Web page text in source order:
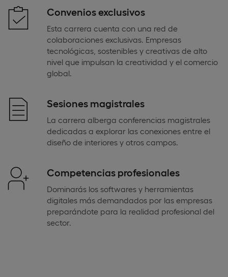
Convenios exclusivos
Esta carrera cuenta con una red de
colaboraciones exclusivas. Empresas
tecnológicas, sostenibles y creativas de alto
nivel que impulsan la creatividad y el comercio
global.
Sesiones magistrales
La carrera alberga conferencias magistrales
dedicadas a explorar las conexiones entre el
diseño de interiores y otros campos.
Competencias profesionales
Dominarás los softwares y herramientas
digitales más demandados por las empresas
preparándote para la realidad profesional del
sector.